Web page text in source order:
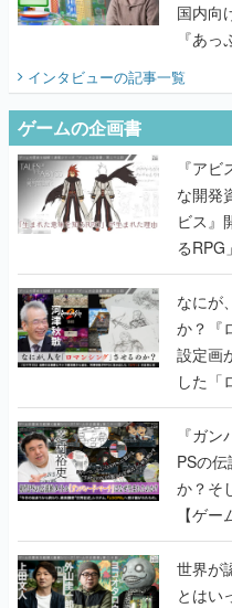
国内向
『あ
てみた
インタビューの記事一覧
ゲームの企画書
『ア
な開発
ビス』
るRPG
書】
なにが
か？『
設定画
した「
書】
『ガ
PSの
か？そ
【ゲー
世界が
とはい